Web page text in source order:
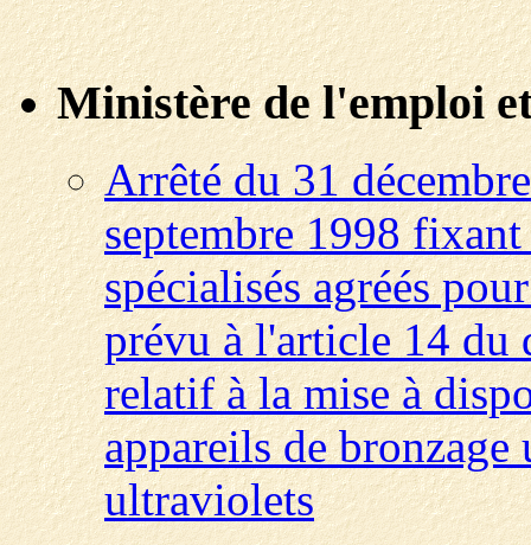
Ministère de l'emploi
Arrêté du 31
septembre 1998
spécialisés agréés
prévu à l'article 14 du
relatif à la mise à
appareils de
ultraviolets